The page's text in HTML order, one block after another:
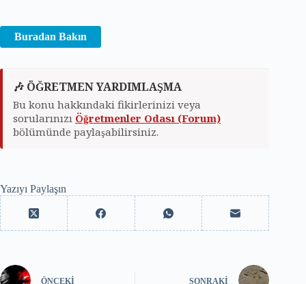
Buradan Bakın
🎶 ÖĞRETMEN YARDIMLAŞMA
Bu konu hakkındaki fikirlerinizi veya
sorularınızı Öğretmenler Odası (Forum)
bölümünde paylaşabilirsiniz.
Yazıyı Paylaşın
ÖNCEKI SONRAKI